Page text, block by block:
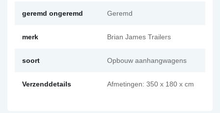
geremd ongeremd Geremd
merk Brian James Trailers
soort Opbouw aanhangwagens
Verzenddetails Afmetingen: 350 x 180 x cm